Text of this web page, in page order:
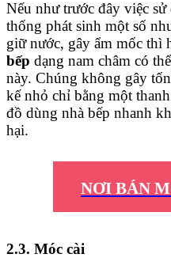
Nếu như trước đây việc
thống phát sinh một số
giữ nước, gây ẩm mốc thì
bếp dạng nam châm có
này. Chúng không gây
kế nhỏ chỉ bằng một
đồ dùng nhà bếp nhanh
hại.
NƠI BÁN
2.3. Móc cài